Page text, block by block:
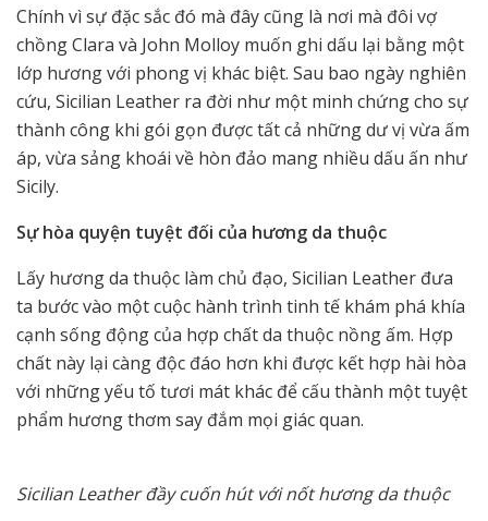
Chính vì sự đặc sắc đó mà đây cũng là nơi mà đôi vợ
chồng Clara và John Molloy muốn ghi dấu lại bằng một
lớp hương với phong vị khác biệt. Sau bao ngày nghiên
cứu, Sicilian Leather ra đời như một minh chứng cho sự
thành công khi gói gọn được tất cả những dư vị vừa ấm
áp, vừa sảng khoái về hòn đảo mang nhiều dấu ấn như
Sicily.
Sự hòa quyện tuyệt đối của hương da thuộc
Lấy hương da thuộc làm chủ đạo, Sicilian Leather đưa
ta bước vào một cuộc hành trình tinh tế khám phá khía
cạnh sống động của hợp chất da thuộc nồng ấm. Hợp
chất này lại càng độc đáo hơn khi được kết hợp hài hòa
với những yếu tố tươi mát khác để cấu thành một tuyệt
phẩm hương thơm say đắm mọi giác quan.
Sicilian Leather đầy cuốn hút với nốt hương da thuộc